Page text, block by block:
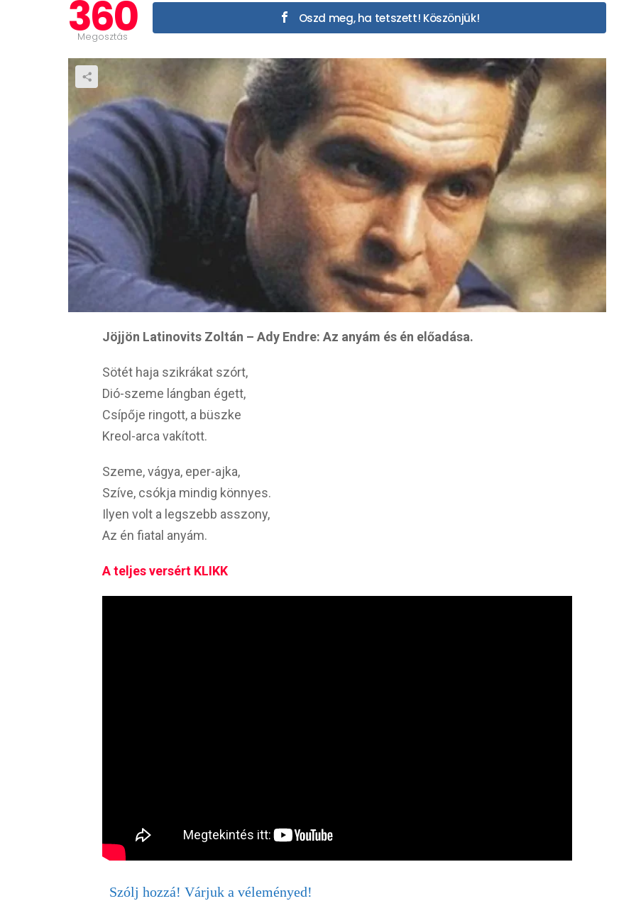
360
Megosztás
Oszd meg, ha tetszett! Köszönjük!
Jöjjön Latinovits Zoltán – Ady Endre: Az anyám és én előadása.
Sötét haja szikrákat szórt,
Dió-szeme lángban égett,
Csípője ringott, a büszke
Kreol-arca vakított.
Szeme, vágya, eper-ajka,
Szíve, csókja mindig könnyes.
Ilyen volt a legszebb asszony,
Az én fiatal anyám.
A teljes versért KLIKK
Szólj hozzá! Várjuk a véleményed!